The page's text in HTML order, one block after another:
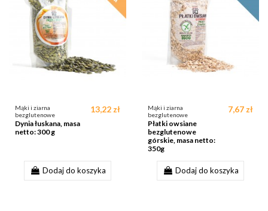
Mąki i ziarna
bezglutenowe
Dynia łuskana, masa
netto: 300 g
13,22 zł
Dodaj do koszyka
Mąki i ziarna
bezglutenowe
Płatki owsiane
bezglutenowe
górskie, masa netto:
350g
7,67 zł
Dodaj do koszyka